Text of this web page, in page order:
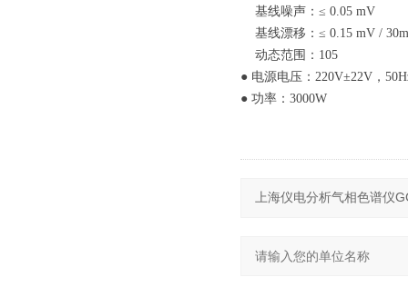
基线噪声：≤ 0.05 mV
基线漂移：≤ 0.15 mV /
动态范围：105
● 电源电压：220V±22V，
● 功率：3000W